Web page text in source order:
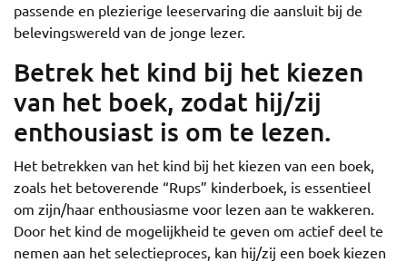
passende en plezierige leeservaring die aansluit bij de
belevingswereld van de jonge lezer.
Betrek het kind bij het kiezen
van het boek, zodat hij/zij
enthousiast is om te lezen.
Het betrekken van het kind bij het kiezen van een boek,
zoals het betoverende “Rups” kinderboek, is essentieel
om zijn/haar enthousiasme voor lezen aan te wakkeren.
Door het kind de mogelijkheid te geven om actief deel te
nemen aan het selectieproces, kan hij/zij een boek kiezen